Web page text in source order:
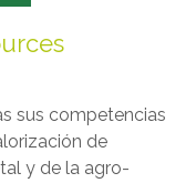
sus competencias
de
y de la agro-